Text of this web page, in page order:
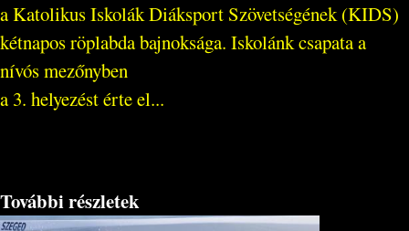
a Katolikus Iskolák Diáksport Szövetségének (KIDS)
kétnapos röplabda bajnoksága. Iskolánk csapata a
nívós mezőnyben
a 3. helyezést érte el...
További részletek